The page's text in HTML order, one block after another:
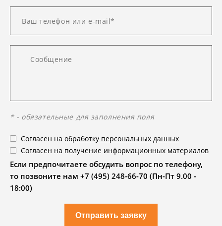
* - обязательные для заполнения поля
Согласен на обработку персональных данных
Согласен на получение информационных материалов
Если предпочитаете обсудить вопрос по телефону,
то позвоните нам +7 (495) 248-66-70 (Пн-Пт 9.00 -
18:00)
Отправить заявку